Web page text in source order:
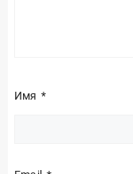
Имя*